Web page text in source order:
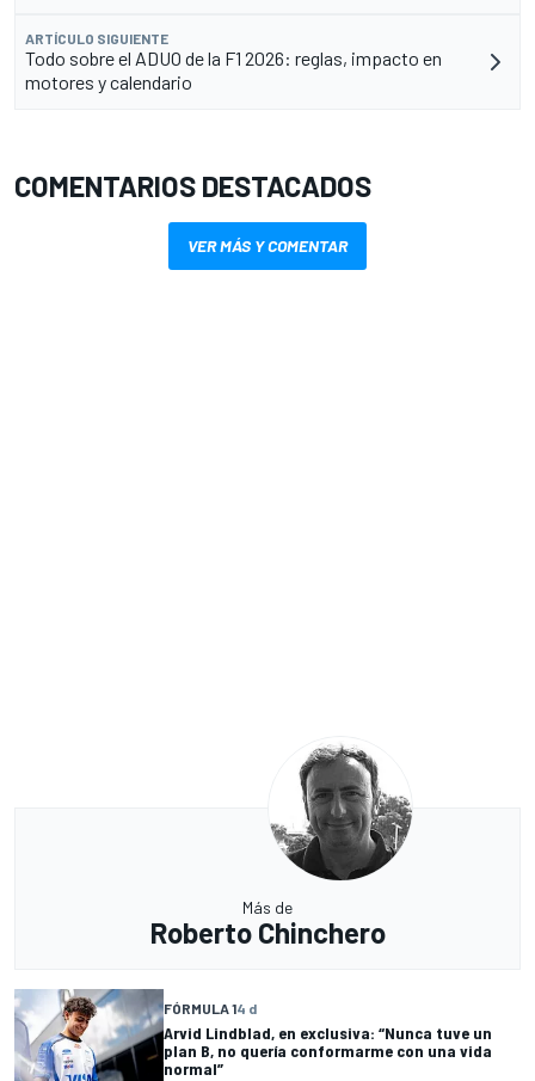
ARTÍCULO SIGUIENTE
Todo sobre el ADUO de la F1 2026: reglas, impacto en
motores y calendario
COMENTARIOS DESTACADOS
VER MÁS Y COMENTAR
Más de
Roberto Chinchero
FÓRMULA 14 d
Arvid Lindblad, en exclusiva: “Nunca tuve un
plan B, no quería conformarme con una vida
normal”